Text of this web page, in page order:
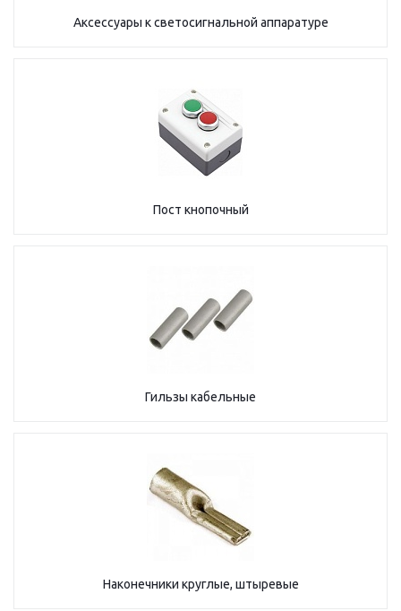
Аксессуары к светосигнальной аппаратуре
Пост кнопочный
Гильзы кабельные
Наконечники круглые, штыревые